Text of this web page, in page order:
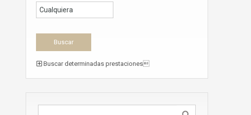
Buscar determinadas prestaciones